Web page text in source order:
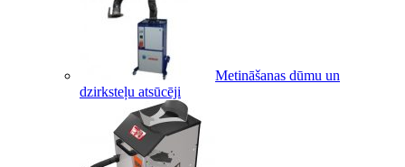
Metināšanas dūmu un
dzirksteļu atsūcēji